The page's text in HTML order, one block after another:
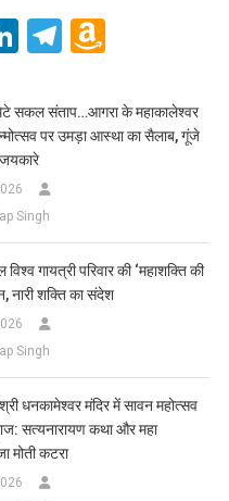
LinkedIn
Telegram
List
सकल संताप…आगरा के महाकालेश्वर
पर उमड़ा आस्था का सैलाब, गूंजे
जयकारे
Singh
गायत्री परिवार की ‘महाशक्ति की
नारी शक्ति का संदेश
Singh
धनकामेश्वर मंदिर में सावन महोत्सव
सत्यनारायण कथा और महा
मोती कटरा